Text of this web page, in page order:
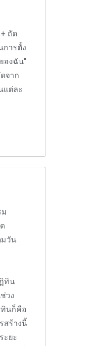
ถัด
การตั้ง
องฉัน"
จาก
แต่ละ
มวัน
ทิน
วง
ทินก็คือ
สร้างนี้
ะยะ